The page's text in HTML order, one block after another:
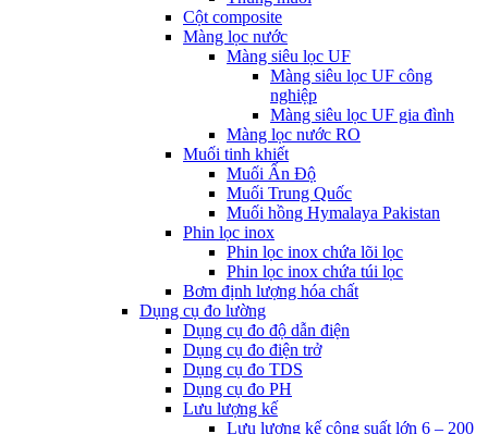
Cột composite
Màng lọc nước
Màng siêu lọc UF
Màng siêu lọc UF công
nghiệp
Màng siêu lọc UF gia đình
Màng lọc nước RO
Muối tinh khiết
Muối Ấn Độ
Muối Trung Quốc
Muối hồng Hymalaya Pakistan
Phin lọc inox
Phin lọc inox chứa lõi lọc
Phin lọc inox chứa túi lọc
Bơm định lượng hóa chất
Dụng cụ đo lường
Dụng cụ đo độ dẫn điện
Dụng cụ đo điện trở
Dụng cụ đo TDS
Dụng cụ đo PH
Lưu lượng kế
Lưu lượng kế công suất lớn 6 – 200